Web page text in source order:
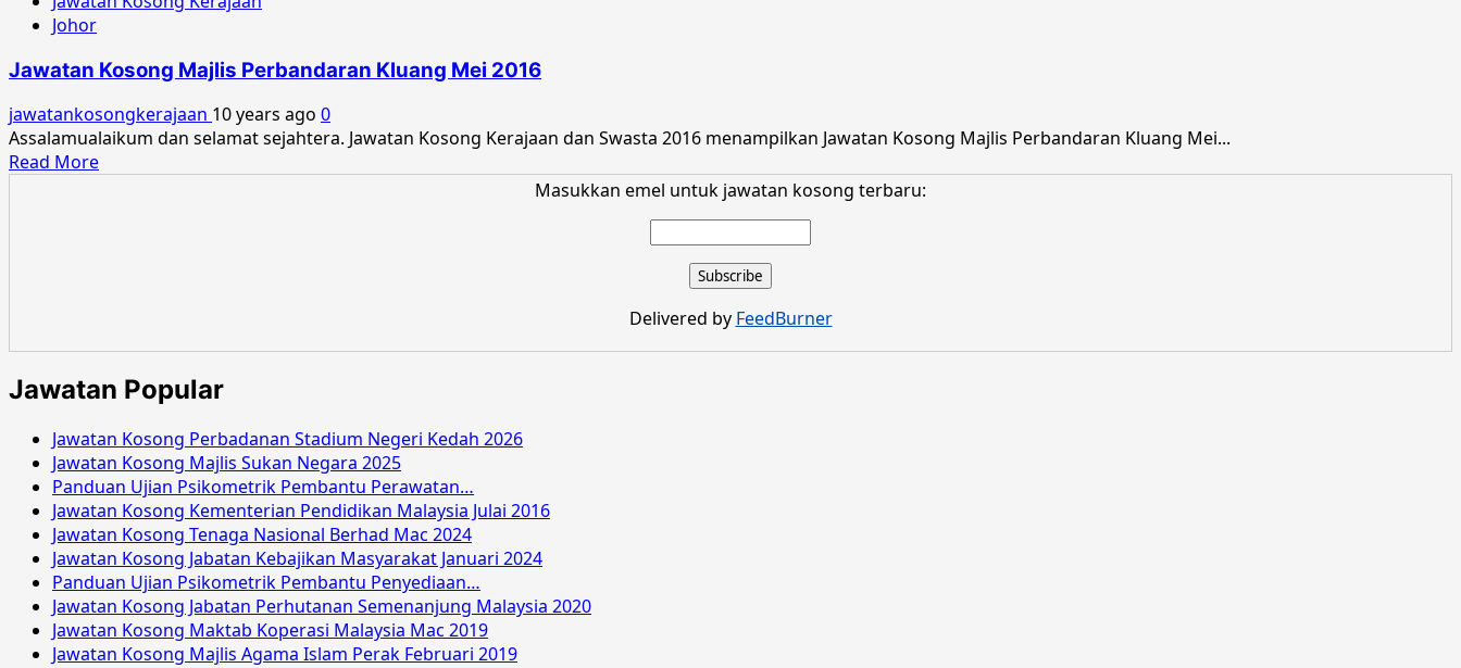
Johor
Jawatan Kosong Majlis Perbandaran Kluang Mei 2016
jawatankosongkerajaan 10 years ago 0
Assalamualaikum dan selamat sejahtera. Jawatan Kosong Kerajaan dan Swasta 2016 menampilkan Jawatan Kosong Majlis Perbandaran Kluang Mei...
Read MoreRead
Mei
2016
Masukkan emel untuk jawatan kosong terbaru:
Delivered by FeedBurner
Jawatan Popular
Jawatan Kosong Perbadanan Stadium Negeri Kedah 2026
Jawatan Kosong Majlis Sukan Negara 2025
Panduan Ujian Psikometrik Pembantu Perawatan…
Jawatan Kosong Kementerian Pendidikan Malaysia Julai 2016
Jawatan Kosong Tenaga Nasional Berhad Mac 2024
Jawatan Kosong Jabatan Kebajikan Masyarakat Januari 2024
Panduan Ujian Psikometrik Pembantu Penyediaan…
Jawatan Kosong Jabatan Perhutanan Semenanjung Malaysia 2020
Jawatan Kosong Maktab Koperasi Malaysia Mac 2019
Jawatan Kosong Majlis Agama Islam Perak Februari 2019